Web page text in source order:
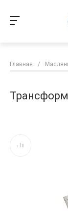
Главная /